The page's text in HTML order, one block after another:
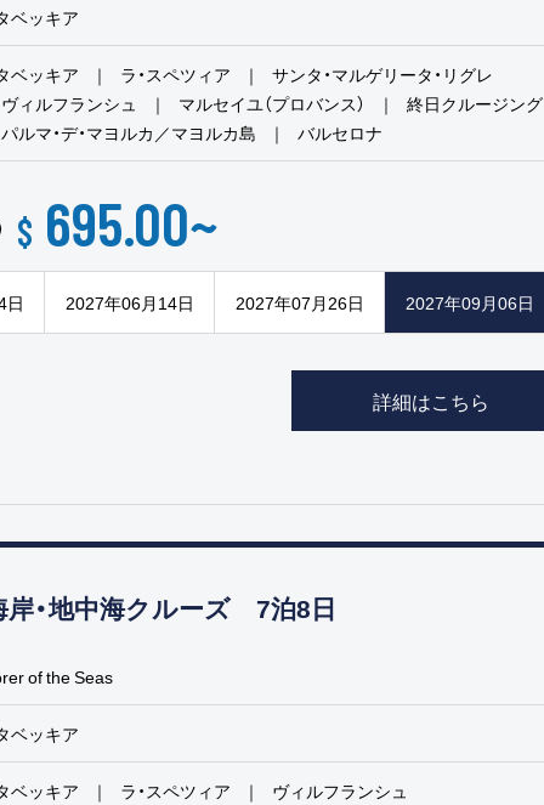
ベッキア
ベッキア ラ・スペツィア
サンタ・マルゲリータ・リグレ
ヴィルフランシュ
マルセイユ（プロバンス）
終日クルージング
パルマ・デ・マヨルカ／マヨルカ島
バルセロナ
$ 695.00~
日 2027年06月14日 2027年07月26日 2027年09月06日
詳細はこちら
・地中海クルーズ 7泊8日
of the Seas
ベッキア
ベッキア ラ・スペツィア
ヴィルフランシュ